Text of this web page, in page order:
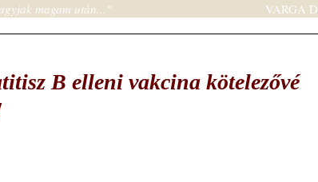
B elleni vakcina kötelezővé
magam után..." VARGA